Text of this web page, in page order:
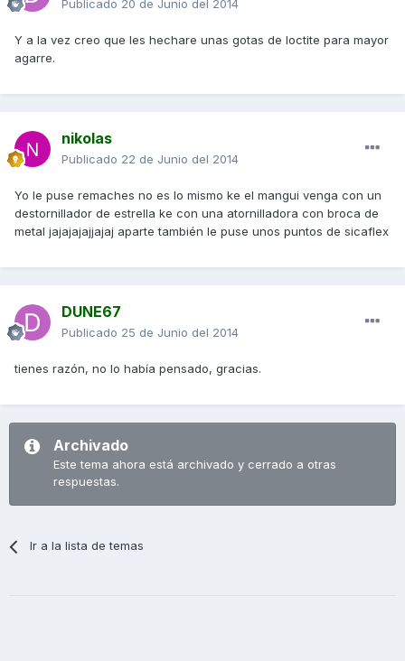
Publicado 20 de Junio del 2014
Y a la vez creo que les hechare unas gotas de loctite para mayor
agarre.
nikolas
Publicado 22 de Junio del 2014
Yo le puse remaches no es lo mismo ke el mangui venga con un
destornillador de estrella ke con una atornilladora con broca de
metal jajajajajjajaj aparte también le puse unos puntos de sicaflex
DUNE67
Publicado 25 de Junio del 2014
tienes razón, no lo había pensado, gracias.
Archivado
Este tema ahora está archivado y cerrado a otras
respuestas.
Ir a la lista de temas